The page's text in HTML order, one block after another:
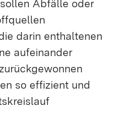
Abfälle oder
darin enthaltenen
aufeinander
so effizient und